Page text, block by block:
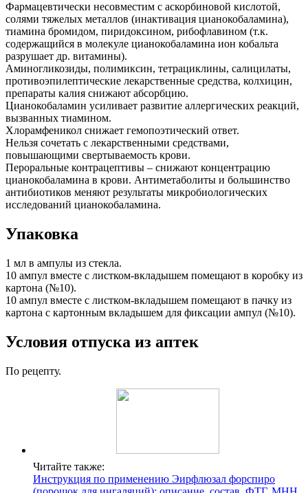
Фармацевтически несовместим с аскорбиновой кислотой,
солями тяжелых металлов (инактивация цианокобаламина),
тиамина бромидом, пиридоксином, рибофлавином (т.к.
содержащийся в молекуле цианокобаламина ион кобальта
разрушает др. витамины).
Аминогликозиды, полимиксин, тетрациклины, салицилаты,
противоэпилептические лекарственные средства, колхицин,
препараты калия снижают абсорбцию.
Цианокобаламин усиливает развитие аллергических реакций,
вызванных тиамином.
Хлорамфеникол снижает гемопоэтический ответ.
Нельзя сочетать с лекарственными средствами,
повышающими свертываемость крови.
Пероральные контрацептивы – снижают концентрацию
цианокобаламина в крови. Антиметаболиты и большинство
антибиотиков меняют результаты микробиологических
исследований цианокобаламина.
Упаковка
1 мл в ампулы из стекла.
10 ампул вместе с листком-вкладышем помещают в коробку из
картона (№10).
10 ампул вместе с листком-вкладышем помещают в пачку из
картона с картонным вкладышем для фиксации ампул (№10).
Условия отпуска из аптек
По рецепту.
Читайте также:
Инструкция по применению Эирфлюзал форспиро